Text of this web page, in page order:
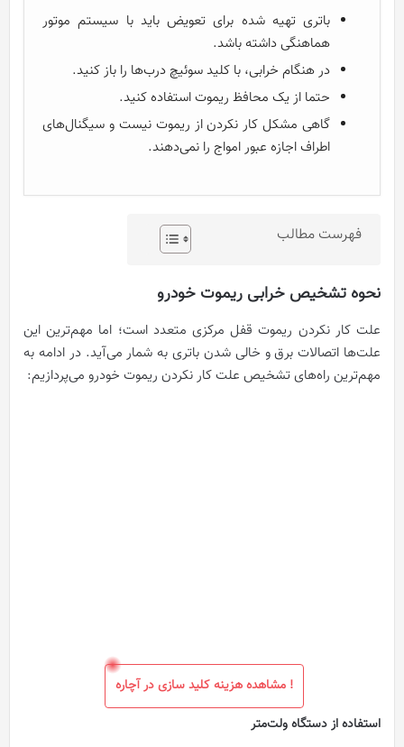
باتری تهیه شده برای تعویض باید با سیستم موتور
هماهنگی داشته باشد.
در هنگام خرابی، با کلید سوئیچ درب‌ها را باز کنید.
حتما از یک محافظ ریموت استفاده کنید.
گاهی مشکل کار نکردن از ریموت نیست و سیگنال‌های
اطراف اجازه عبور امواج را نمی‌دهند.
فهرست مطالب
نحوه تشخیص خرابی ریموت خودرو
علت کار نکردن ریموت قفل مرکزی متعدد است؛ اما مهم‌ترین این
علت‌ها اتصالات برق و خالی شدن باتری به شمار می‌آید. در ادامه به
مهم‌ترین راه‌های تشخیص علت کار نکردن ریموت خودرو می‌پردازیم:
مشاهده هزینه کلید سازی در آچاره !
استفاده از دستگاه ولت‌متر